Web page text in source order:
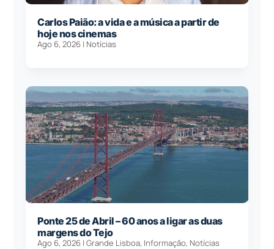
Carlos Paião: a vida e a música a partir de
hoje nos cinemas
Ago 6, 2026 | Notícias
Ponte 25 de Abril – 60 anos a ligar as duas
margens do Tejo
Ago 6, 2026 |Grande Lisboa, Informação, Notícias